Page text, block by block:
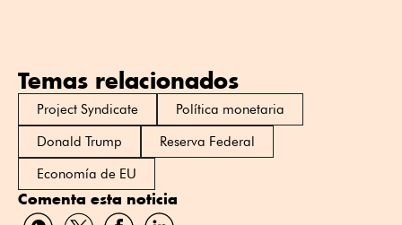
Temas relacionados
Project Syndicate
Política monetaria
Donald Trump
Reserva Federal
Economía de EU
Comenta esta noticia